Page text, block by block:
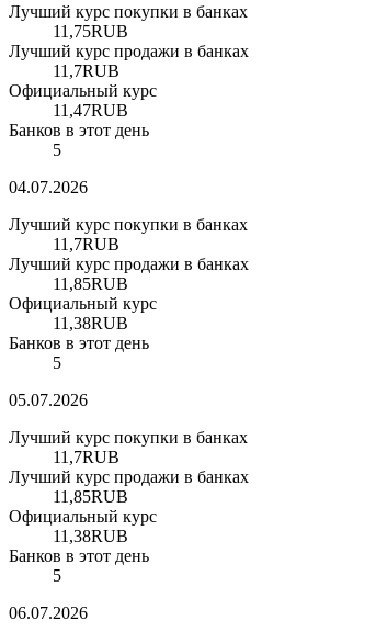
Лучший курс покупки в банках
11,75RUB
Лучший курс продажи в банках
11,7RUB
Официальный курс
11,47RUB
Банков в этот день
5
04.07.2026
Лучший курс покупки в банках
11,7RUB
Лучший курс продажи в банках
11,85RUB
Официальный курс
11,38RUB
Банков в этот день
5
05.07.2026
Лучший курс покупки в банках
11,7RUB
Лучший курс продажи в банках
11,85RUB
Официальный курс
11,38RUB
Банков в этот день
5
06.07.2026